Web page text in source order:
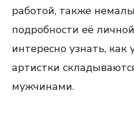
работой, также
подробности её
интересно узнать, как
артистки
мужчинами.